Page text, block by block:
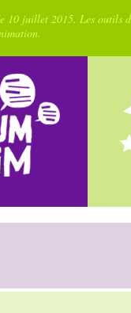
10 juillet 2015. Les outils